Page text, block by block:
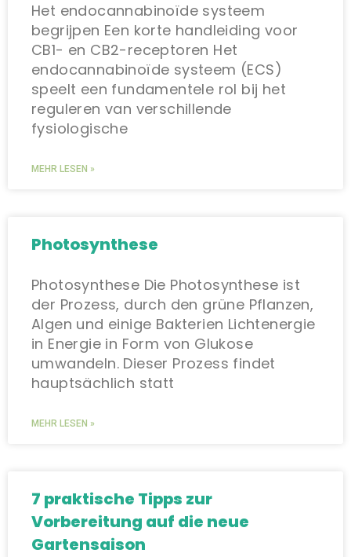
Het endocannabinoïde systeem
begrijpen Een korte handleiding voor
CB1- en CB2-receptoren Het
endocannabinoïde systeem (ECS)
speelt een fundamentele rol bij het
reguleren van verschillende
fysiologische
MEHR LESEN »
Photosynthese
Photosynthese Die Photosynthese ist
der Prozess, durch den grüne Pflanzen,
Algen und einige Bakterien Lichtenergie
in Energie in Form von Glukose
umwandeln. Dieser Prozess findet
hauptsächlich statt
MEHR LESEN »
7 praktische Tipps zur
Vorbereitung auf die neue
Gartensaison